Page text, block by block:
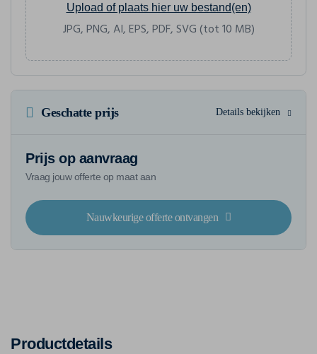
Upload of plaats hier uw bestand(en)
JPG, PNG, AI, EPS, PDF, SVG (tot 10 MB)
Geschatte prijs Details bekijken
Prijs op aanvraag
Vraag jouw offerte op maat aan
Nauwkeurige offerte ontvangen
Productdetails